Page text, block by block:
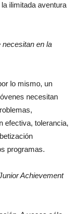
ilimitada aventura
en la
lo mismo, un
necesitan
efectiva, tolerancia,
programas.
Achievement